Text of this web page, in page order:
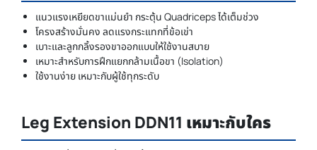
แนวแรงเหยียดขาแม่นยำ กระตุ้น Quadriceps ได้เต็มช่วง
โครงสร้างมั่นคง ลดแรงกระแทกที่ข้อเข่า
เบาะและลูกกลิ้งรองขาออกแบบให้ใช้งานสบาย
เหมาะสำหรับการฝึกแยกกล้ามเนื้อขา (Isolation)
ใช้งานง่าย เหมาะกับผู้ใช้ทุกระดับ
Leg Extension DDN11 เหมาะกับใคร